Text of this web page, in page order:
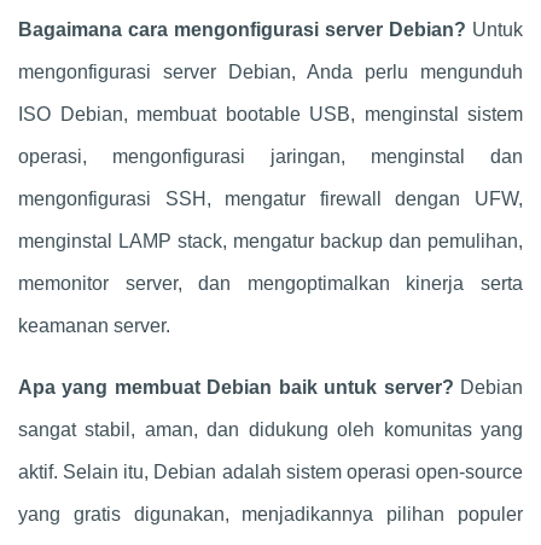
Bagaimana cara mengonfigurasi server Debian? Untuk
mengonfigurasi server Debian, Anda perlu mengunduh
ISO Debian, membuat bootable USB, menginstal sistem
operasi, mengonfigurasi jaringan, menginstal dan
mengonfigurasi SSH, mengatur firewall dengan UFW,
menginstal LAMP stack, mengatur backup dan pemulihan,
memonitor server, dan mengoptimalkan kinerja serta
keamanan server.
Apa yang membuat Debian baik untuk server? Debian
sangat stabil, aman, dan didukung oleh komunitas yang
aktif. Selain itu, Debian adalah sistem operasi open-source
yang gratis digunakan, menjadikannya pilihan populer